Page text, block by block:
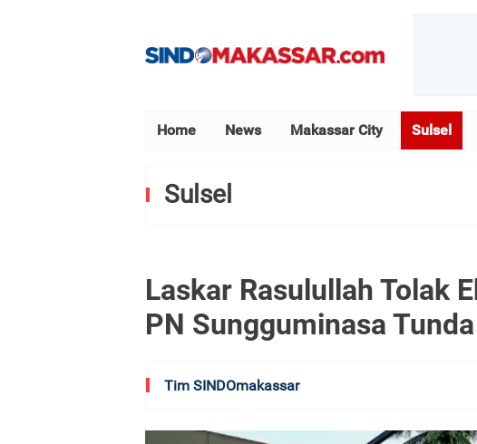
Home News Makassar City Sulsel
Sulsel
Laskar Rasulullah Tolak
PN Sungguminasa
Tim SINDOmakassar